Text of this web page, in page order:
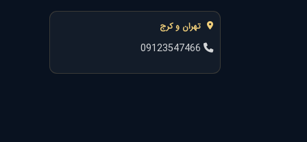
تهران و کرج